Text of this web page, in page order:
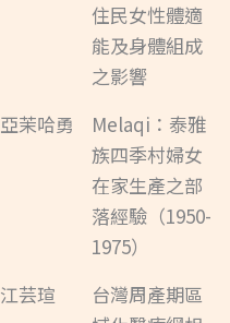
住民女性體適
能及身體組成
之影響
亞茉哈勇
Melaqi：泰雅
族四季村婦女
在家生產之部
落經驗（1950-
1975）
江芸瑄
台灣周產期區